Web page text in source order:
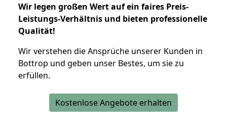
Wir legen großen Wert auf ein faires Preis-
Leistungs-Verhältnis und bieten professionelle
Qualität!
Wir verstehen die Ansprüche unserer Kunden in
Bottrop und geben unser Bestes, um sie zu
erfüllen.
Kostenlose Angebote erhalten